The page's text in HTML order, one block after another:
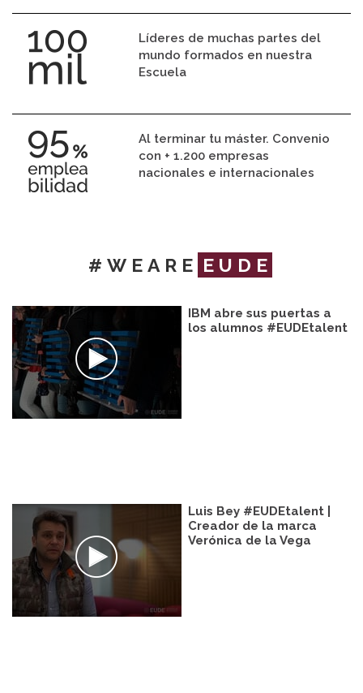
Líderes de muchas partes del
mundo formados en nuestra
Escuela
Al terminar tu máster. Convenio
con + 1.200 empresas
nacionales e internacionales
#WEARE EUDE
IBM abre sus puertas a
los alumnos #EUDEtalent
Luis Bey #EUDEtalent |
Creador de la marca
Verónica de la Vega